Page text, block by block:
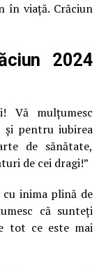
în viață. Crăciun
2024
Vă mulțumesc
pentru iubirea
de sănătate,
de cei dragi!”
cu inima plină de
că sunteți
tot ce este mai